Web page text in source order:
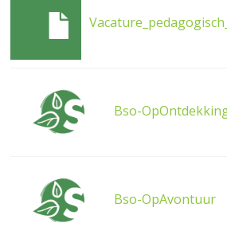
Bso-
Bso-OpAvontuur